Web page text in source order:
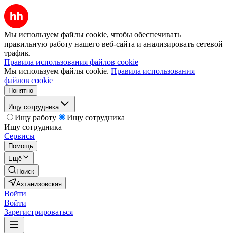
Мы используем файлы cookie, чтобы обеспечивать
правильную работу нашего веб-сайта и анализировать сетевой
трафик.
Правила использования файлов cookie
Мы используем файлы cookie. Правила использования
файлов cookie
Понятно
Ищу сотрудника
Ищу работу
Ищу сотрудника
Ищу сотрудника
Сервисы
Помощь
Ещё
Поиск
Ахтанизовская
Войти
Войти
Зарегистрироваться